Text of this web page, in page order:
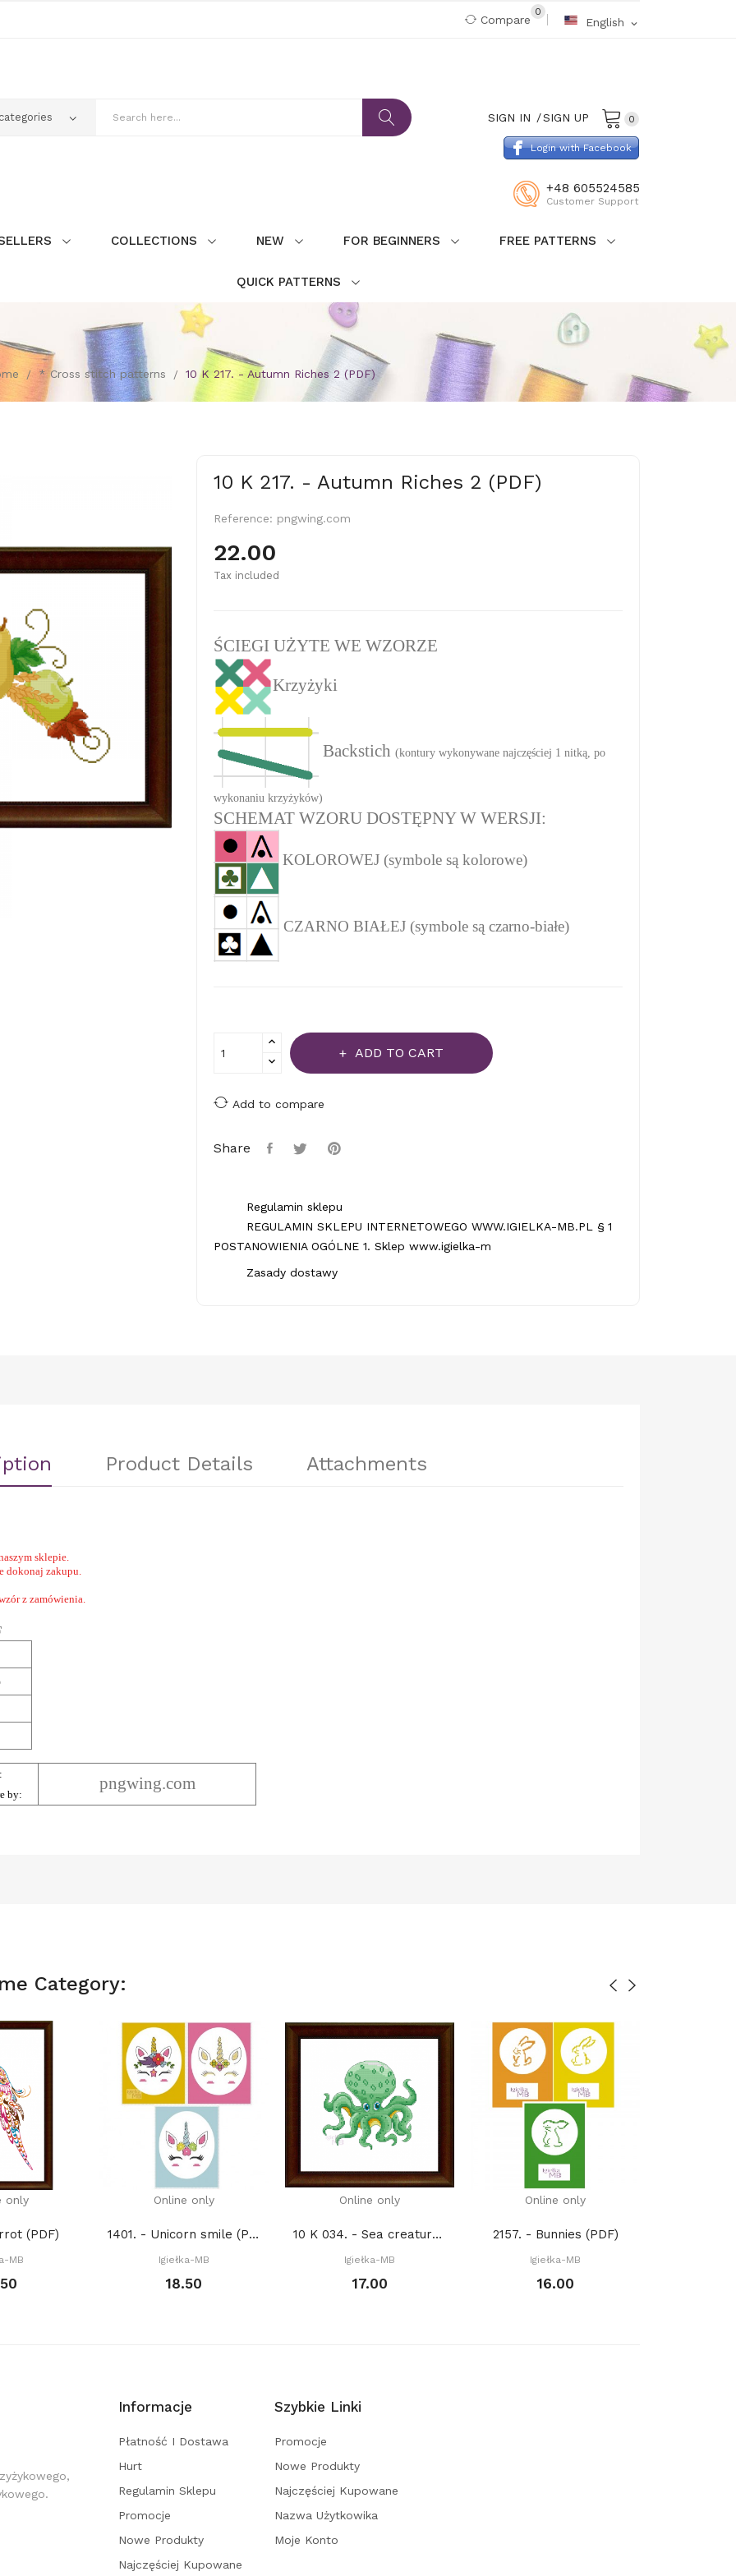
English expand_more
Compare
0
0
SIGN IN SIGN UP
+48 605524585
Customer Support
Login with Facebook
COLLECTIONS NEW FOR BEGINNERS FREE PATTERNS
QUICK PATTERNS
* Cross stitch patterns 10 K 217. - Autumn Riches 2 (PDF)
10 K 217. - Autumn Riches 2 (PDF)
Reference: pngwing.com
22.00
Tax included
ŚCIEGI UŻYTE WE WZORZE
Krzyżyki
Backstich (kontury wykonywane najczęściej 1 nitką, po
wykonaniu krzyżyków)
SCHEMAT WZORU DOSTĘPNY W WERSJI:
KOLOROWEJ (symbole są kolorowe)
CZARNO BIAŁEJ (symbole są czarno-białe)
ADD TO CART
Add to compare
Share
Regulamin sklepu
REGULAMIN SKLEPU INTERNETOWEGO WWW.IGIELKA-MB.PL § 1
POSTANOWIENIA OGÓLNE 1. Sklep www.igielka-m
Zasady dostawy
Product Details Attachments
sklepie.
dokonaj zakupu.
z zamówienia.
by:
pngwing.com
Category:
only
(PDF)
MB
Online only
1401. - Unicorn smile (PDF)
Igiełka-MB
18.50
Online only
10 K 034. - Sea creatures. Octopus (PDF)
Igiełka-MB
17.00
Online only
2157. - Bunnies (PDF)
Igiełka-MB
16.00
Informacje
Płatność I Dostawa
Hurt
Regulamin Sklepu
Promocje
Nowe Produkty
Najczęściej Kupowane
Szybkie Linki
Promocje
Nowe Produkty
Najczęściej Kupowane
Nazwa Użytkowika
Moje Konto